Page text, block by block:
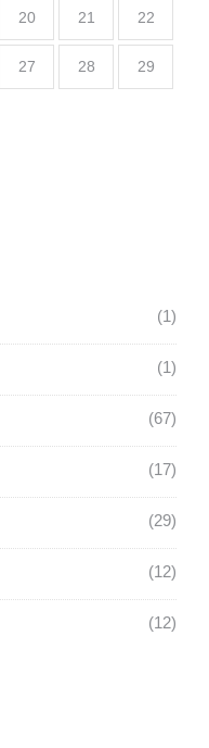
20 21 22
27 28 29
1
1
67
17
29
12
12